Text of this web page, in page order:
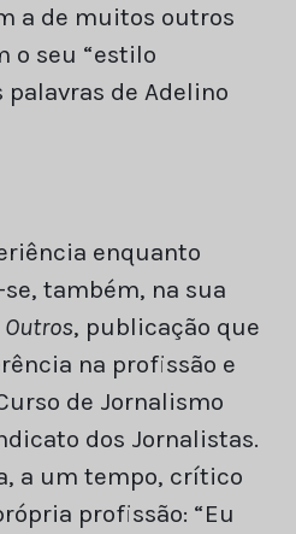
a de muitos outros
o seu “estilo
de Adelino
enquanto
também, na sua
Outros, publicação que
na profissão e
de Jornalismo
dos Jornalistas.
a um tempo, crítico
profissão: “Eu